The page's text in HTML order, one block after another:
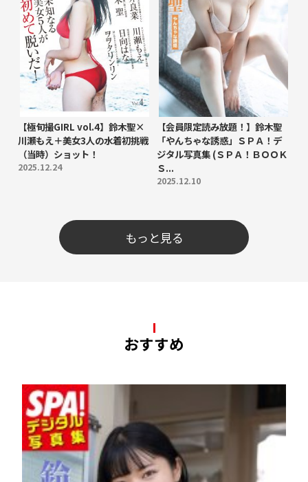
【極旬撮GIRL vol.4】鈴木聖×
川瀬もえ＋美女3人の水着初挑戦
（当時）ショット！
2025.12.24
【会員限定読み放題！】鈴木聖
「やんちゃな誘惑」ＳＰＡ！デ
ジタル写真集 (ＳＰＡ！ＢＯＯＫ
Ｓ...
2025.12.10
もっと見る
おすすめ